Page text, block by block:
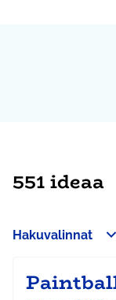
551 ideaa
Hakuvalinnat